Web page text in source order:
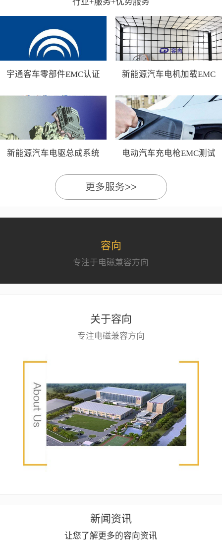
宇通客车零部件EMC认证
新能源汽车电机加载EMC
新能源汽车电驱总成系统
电动汽车充电枪EMC测试
更多服务>>
容向
专注于电磁兼容方向
关于容向
专注电磁兼容方向
新闻资讯
让您了解更多的容向资讯